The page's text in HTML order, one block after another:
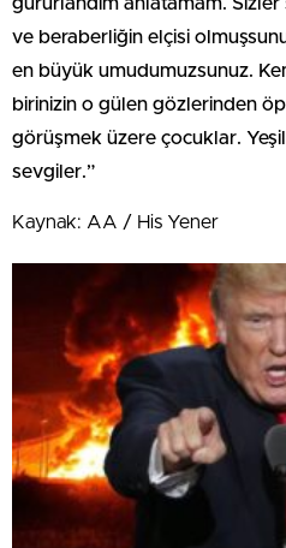
ve beraberliğin elçisi
en büyük umudumuzsunuz.
birinizin o gülen gözlerinden
görüşmek üzere çocuklar.
sevgiler.”
Kaynak: AA / His Yener